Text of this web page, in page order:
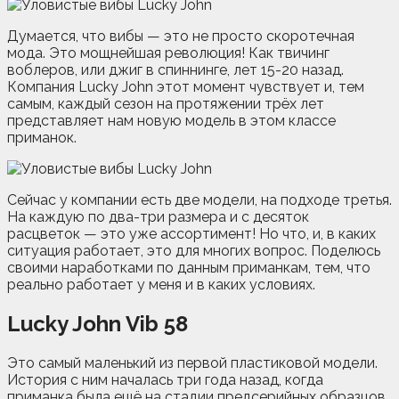
Думается, что вибы — это не просто скоротечная
мода. Это мощнейшая революция! Как твичинг
воблеров, или джиг в спиннинге, лет 15-20 назад.
Компания Lucky John этот момент чувствует и, тем
самым, каждый сезон на протяжении трёх лет
представляет нам новую модель в этом классе
приманок.
Сейчас у компании есть две модели, на подходе третья.
На каждую по два-три размера и с десяток
расцветок — это уже ассортимент! Но что, и, в каких
ситуация работает, это для многих вопрос. Поделюсь
своими наработками по данным приманкам, тем, что
реально работает у меня и в каких условиях.
Lucky John Vib 58
Это самый маленький из первой пластиковой модели.
История с ним началась три года назад, когда